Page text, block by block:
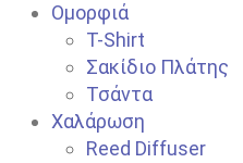
Ομορφιά
T-Shirt
Σακίδιο Πλάτης
Τσάντα
Χαλάρωση
Reed Diffuser